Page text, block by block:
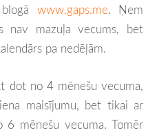
www.gaps.me. Ņem
nav mazuļa vecums, bet
pa nedēļām.
dot no 4 mēnešu vecuma,
maisījumu, bet tikai ar
mēnešu vecuma. Tomēr